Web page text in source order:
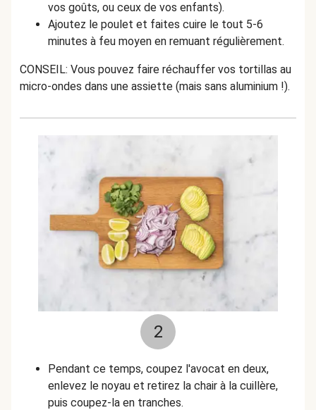
vos goûts, ou ceux de vos enfants).
Ajoutez le poulet et faites cuire le tout 5-6
minutes à feu moyen en remuant régulièrement.
CONSEIL: Vous pouvez faire réchauffer vos tortillas au
micro-ondes dans une assiette (mais sans aluminium !).
2
Pendant ce temps, coupez l'avocat en deux,
enlevez le noyau et retirez la chair à la cuillère,
puis coupez-la en tranches.